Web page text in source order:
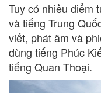
Tuy có nhiều điểm
và tiếng Trung
viết, phát âm và
dùng tiếng Phúc
tiếng Quan Thoại.